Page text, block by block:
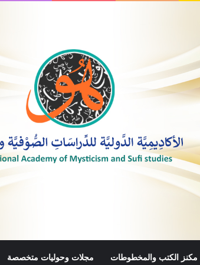
مكنز الكتب والمخطوطات مجلات وحوليات متخصصة